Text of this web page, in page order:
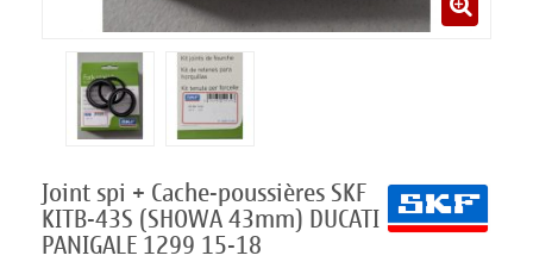
Joint spi + Cache-poussières SKF
KITB-43S (SHOWA 43mm) DUCATI
PANIGALE 1299 15-18